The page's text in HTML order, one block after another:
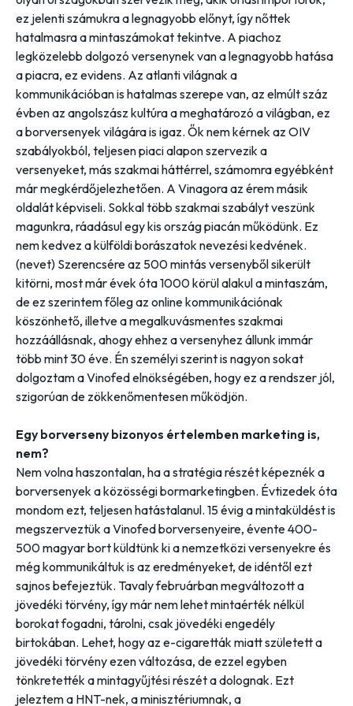
ez jelenti számukra a legnagyobb előnyt, így nőttek
hatalmasra a mintaszámokat tekintve. A piachoz
legközelebb dolgozó versenynek van a legnagyobb hatása
a piacra, ez evidens. Az atlanti világnak a
kommunikációban is hatalmas szerepe van, az elmúlt száz
évben az angolszász kultúra a meghatározó a világban, ez
a borversenyek világára is igaz. Ők nem kérnek az OIV
szabályokból, teljesen piaci alapon szervezik a
versenyeket, más szakmai háttérrel, számomra egyébként
már megkérdőjelezhetően. A Vinagora az érem másik
oldalát képviseli. Sokkal több szakmai szabályt veszünk
magunkra, ráadásul egy kis ország piacán működünk. Ez
nem kedvez a külföldi borászatok nevezési kedvének.
(nevet) Szerencsére az 500 mintás versenyből sikerült
kitörni, most már évek óta 1000 körül alakul a mintaszám,
de ez szerintem főleg az online kommunikációnak
köszönhető, illetve a megalkuvásmentes szakmai
hozzáállásnak, ahogy ehhez a versenyhez állunk immár
több mint 30 éve. Én személyi szerint is nagyon sokat
dolgoztam a Vinofed elnökségében, hogy ez a rendszer jól,
szigorúan de zökkenőmentesen működjön.
Egy borverseny bizonyos értelemben marketing is,
nem?
Nem volna haszontalan, ha a stratégia részét képeznék a
borversenyek a közösségi bormarketingben. Évtizedek óta
mondom ezt, teljesen hatástalanul. 15 évig a mintaküldést is
megszerveztük a Vinofed borversenyeire, évente 400-
500 magyar bort küldtünk ki a nemzetközi versenyekre és
még kommunikáltuk is az eredményeket, de idéntől ezt
sajnos befejeztük. Tavaly februárban megváltozott a
jövedéki törvény, így már nem lehet mintaérték nélkül
borokat fogadni, tárolni, csak jövedéki engedély
birtokában. Lehet, hogy az e-cigaretták miatt született a
jövedéki törvény ezen változása, de ezzel egyben
tönkretették a mintagyűjtési részét a dolognak. Ezt
jeleztem a HNT-nek, a minisztériumnak, a